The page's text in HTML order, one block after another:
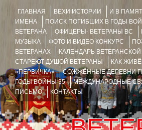
ГЛАВНАЯ ВЕХИ ИСТОРИИ
И В
ИМЕНА
ПОИСК ПОГИБШИХ В ГОДЫ
ВЕТЕРАНА
ОФИЦЕРЫ- ВЕТЕРАНЫ ВС
МУЗЫКА
ФОТО И ВИДЕО КОНКУРС
ВЕТЕРАНАХ
КАЛЕНДАРЬ
СТАРЕЮТ ДУШОЙ ВЕТЕРАНЫ
КАК
«ПЕРВИЧКА»
СОЖЖЁННЫЕ ДЕРЕВНИ
ГОДЫ ВОЙНЫ 35
МЕЖДУНАРОДНЫЕ
ПИСЬМО
КОНТАКТЫ